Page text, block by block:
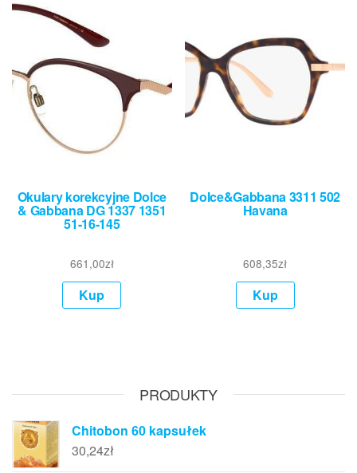
Okulary korekcyjne Dolce
& Gabbana DG 1337 1351
51-16-145
661,00zł
Kup
Dolce&Gabbana 3311 502
Havana
608,35zł
Kup
PRODUKTY
Chitobon 60 kapsułek
30,24zł